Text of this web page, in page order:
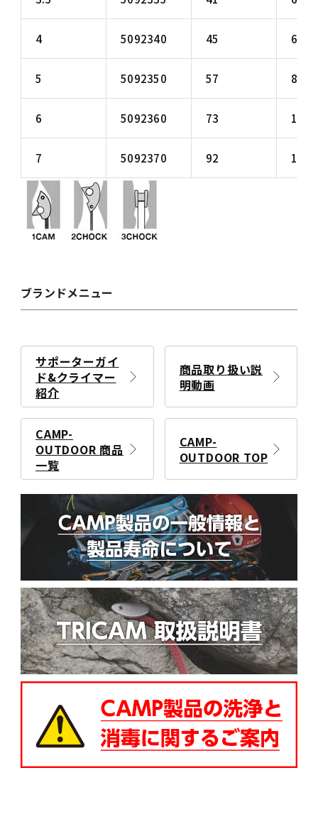
4 5092340 45 64
5 5092350 57 89
6 5092360 73 105
7 5092370 92 140
ブランドメニュー
サポーターガイ
ド&クライマー
紹介
商品取り扱い説
明動画
CAMP-
OUTDOOR 商品
一覧
CAMP-
OUTDOOR TOP